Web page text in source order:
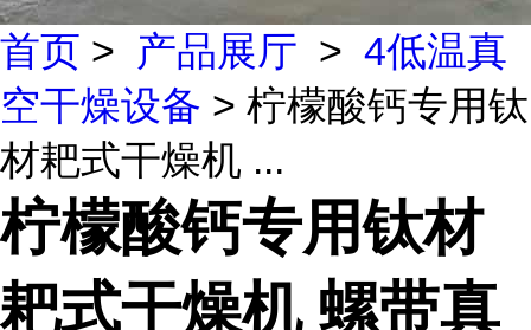
首页 > 产品展厅 > 4低温真
空干燥设备 > 柠檬酸钙专用钛
材耙式干燥机 ...
柠檬酸钙专用钛材
耙式干燥机 螺带真